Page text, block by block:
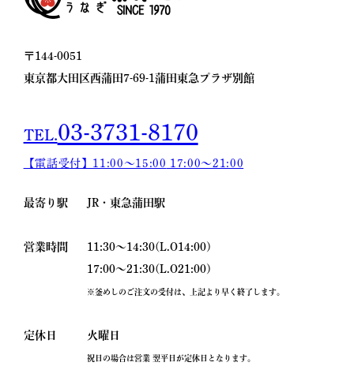
〒144-0051
東京都大田区西蒲田7-69-1 蒲田東急プラザ別館
TEL.03-3731-8170
【電話受付】11:00〜15:00 17:00〜21:00
最寄り駅 JR・東急蒲田駅
営業時間
11:30～14:30(L.O14:00)
17:00～21:30(L.O21:00)
※釜めしのご注文の受付は、上記より早く終了します。
定休日 火曜日
祝日の場合は営業 翌平日が定休日となります｡